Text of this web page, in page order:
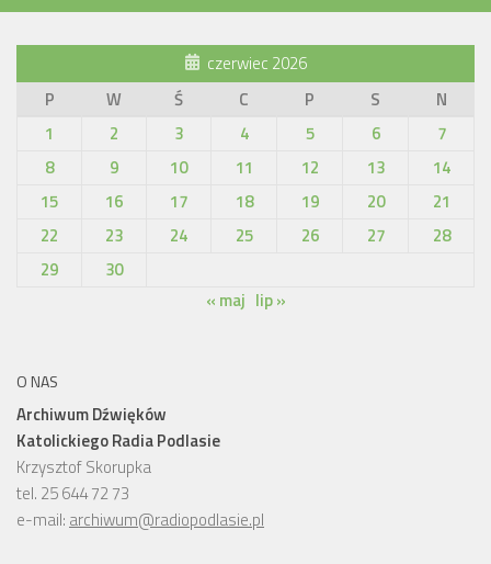
czerwiec 2026
P
W Ś C P S
N
1
2 3 4 5 6
7
8
9 10 11 12 13
14
15
16 17 18 19 20
21
22
23 24 25 26 27
28
29
30
« maj lip »
O NAS
Archiwum Dźwięków
Katolickiego Radia Podlasie
Krzysztof Skorupka
tel. 25 644 72 73
e-mail: archiwum@radiopodlasie.pl